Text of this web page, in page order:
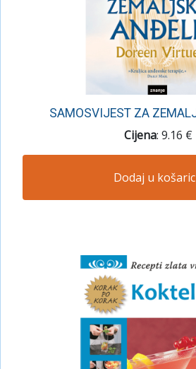
SAMOSVIJEST ZA
Cijena: 9.16 €
Dodaj u